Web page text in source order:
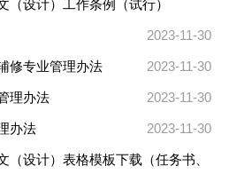
（设计）工作条例（试行）
2023-11-30
修专业管理办法 2023-11-30
理办法 2023-11-30
办法 2023-11-30
（设计）表格模板下载（任务书、